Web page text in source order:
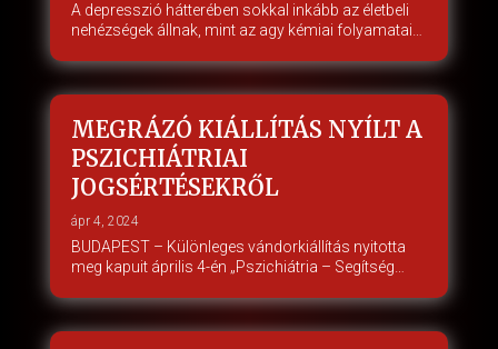
A depresszió hátterében sokkal inkább az életbeli
nehézségek állnak, mint az agy kémiai folyamatai…
MEGRÁZÓ KIÁLLÍTÁS NYÍLT A
PSZICHIÁTRIAI
JOGSÉRTÉSEKRŐL
ápr 4, 2024
BUDAPEST – Különleges vándorkiállítás nyitotta
meg kapuit április 4-én „Pszichiátria – Segítség…